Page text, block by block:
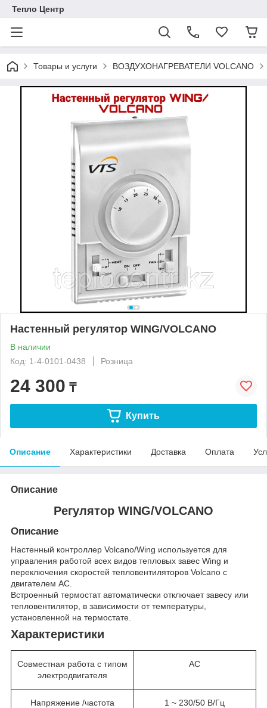
Тепло Центр
Товары и услуги ВОЗДУХОНАГРЕВАТЕЛИ VOLCANO
Настенный регулятор WING/VOLCANO
В наличии
Код: 1-4-0101-0438
Розница
24 300 ₸
Купить
Описание Характеристики Доставка Оплата
Описание
Регулятор WING/VOLCANO
Описание
Настенный контроллер Volcano/Wing используется для
управления работой всех видов тепловых завес Wing и
переключения скоростей тепловентиляторов Volcano с
двигателем AC.
Встроенный термостат автоматически отключает завесу или
тепловентилятор, в зависимости от температуры,
установленной на термостате.
Характеристики
Совместная работа с типом
электродвигателя
АС
Напряжение /частота
1 ~ 230/50 В/Гц